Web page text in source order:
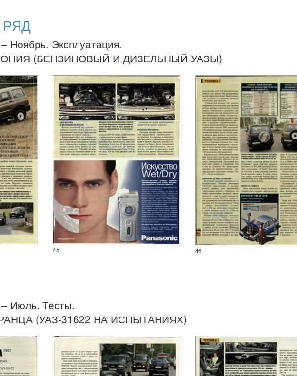
Ноябрь. Эксплуатация.
(БЕНЗИНОВЫЙ И ДИЗЕЛЬНЫЙ УАЗЫ)
45 46
Июль. Тесты.
(УАЗ-31622 НА ИСПЫТАНИЯХ)